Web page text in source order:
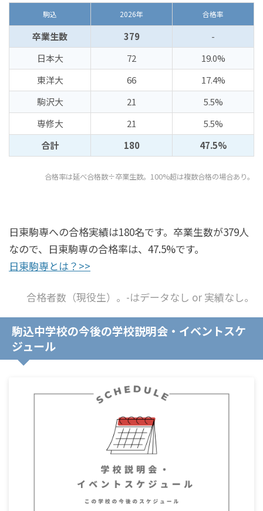
駒込 2026年 合格率
卒業生数 379
-
日本大
72
19.0%
東洋大
66
17.4%
駒沢大
21
5.5%
専修大
21
5.5%
合計
180 47.5%
合格率は延べ合格数÷卒業生数。100%超は複数合格の場合あり。
日東駒専への合格実績は180名です。卒業生数が379人
なので、日東駒専の合格率は、47.5%です。
日東駒専とは？>>
合格者数（現役生）。-はデータなし or 実績なし。
駒込中学校の今後の学校説明会・イベントスケ
ジュール